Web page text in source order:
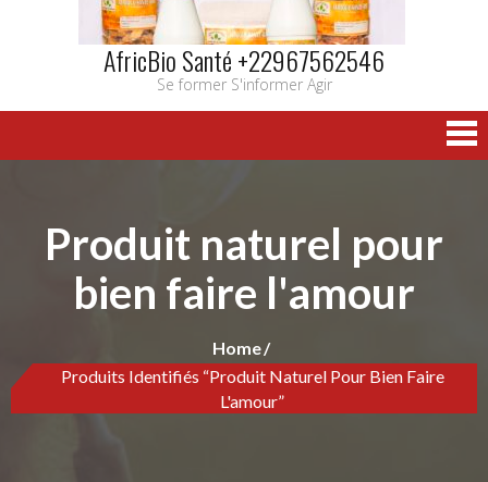
AfricBio Santé +22967562546
Se former S'informer Agir
Produit naturel pour
bien faire l'amour
Home
Produits Identifiés “Produit Naturel Pour Bien Faire
L'amour”